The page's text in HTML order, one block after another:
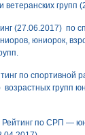
групп
(27.06.2017) по
юниорок,
по спортивной
групп
Рейтинг по СРП —